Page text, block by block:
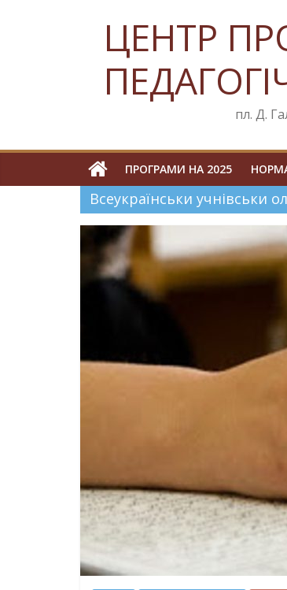
ЦЕНТР
пл. Д.
ПРОГРАМИ НА 2025
Всеукраїнськи учнівськи